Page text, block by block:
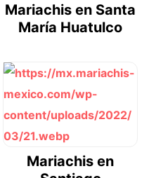
Mariachis en Santa
María Huatulco
Mariachis en